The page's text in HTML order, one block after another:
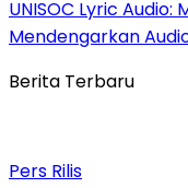
UNISOC Lyric
Mendengarkan
Berita Terbaru
Pers Rilis